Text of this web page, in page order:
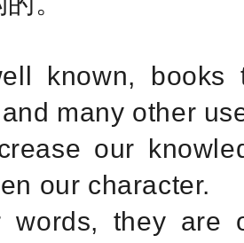
known, books
many other
our
our character.
words, they are